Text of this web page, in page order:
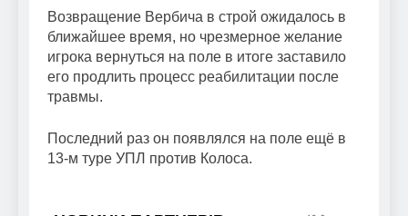
Возвращение Вербича в строй ожидалось в
ближайшее время, но чрезмерное желание
игрока вернуться на поле в итоге заставило
его продлить процесс реабилитации после
травмы.
Последний раз он появлялся на поле ещё в
13-м туре УПЛ против Колоса.